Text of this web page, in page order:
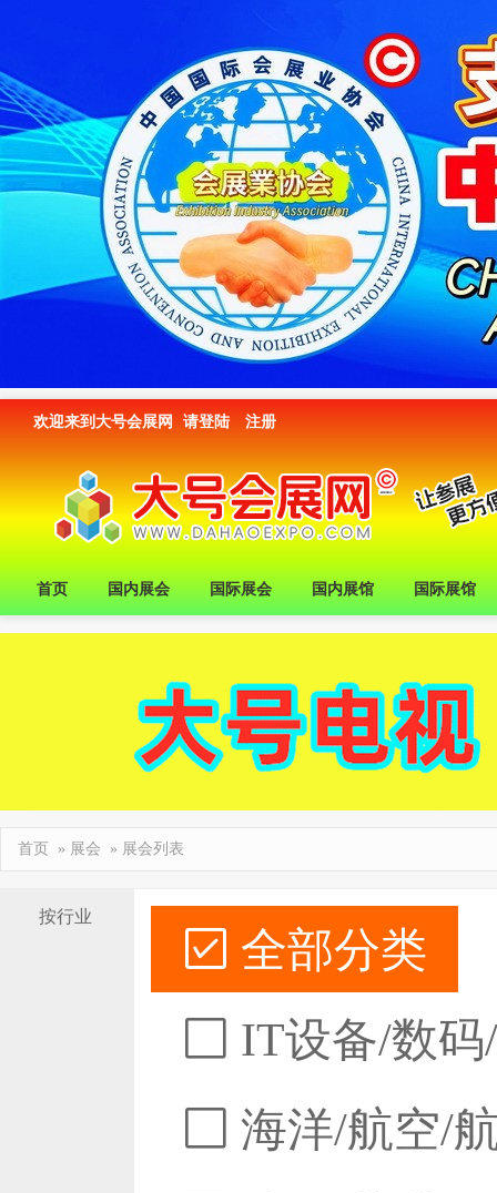
欢迎来到大号会展网 请登陆 注册
首页 国内展会 国际展会 国内展馆 国际展馆
首页 » 展会 » 展会列表
按行业
全部分类
IT设备/数码
海洋/航空/